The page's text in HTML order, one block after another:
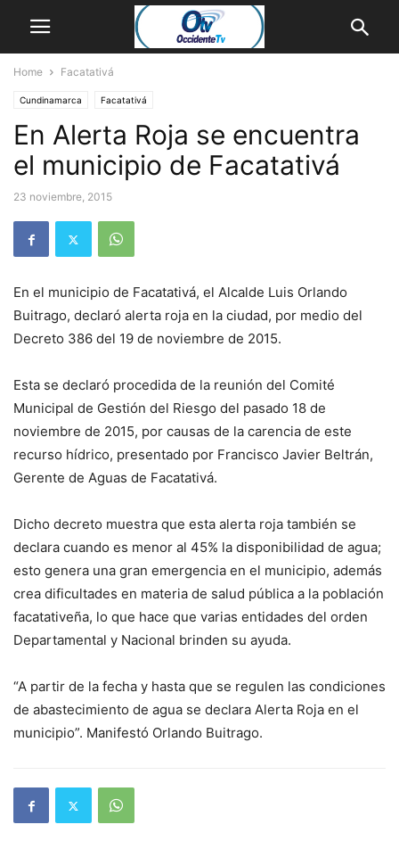
Home Facatativá
Cundinamarca Facatativá
En Alerta Roja se encuentra
el municipio de Facatativá
23 noviembre, 2015
En el municipio de Facatativá, el Alcalde Luis Orlando
Buitrago, declaró alerta roja en la ciudad, por medio del
Decreto 386 del 19 de noviembre de 2015.
Esta se declaró procedida de la reunión del Comité
Municipal de Gestión del Riesgo del pasado 18 de
noviembre de 2015, por causas de la carencia de este
recurso hídrico, presentado por Francisco Javier Beltrán,
Gerente de Aguas de Facatativá.
Dicho decreto muestra que esta alerta roja también se
declara cuando es menor al 45% la disponibilidad de agua;
esto genera una gran emergencia en el municipio, además
crea dificultades en materia de salud pública a la población
facatativeña, lo que hace que varias entidades del orden
Departamental y Nacional brinden su ayuda.
“A partir de la fecha y hasta que se regulen las condiciones
de abastecimiento de agua se declara Alerta Roja en el
municipio”. Manifestó Orlando Buitrago.